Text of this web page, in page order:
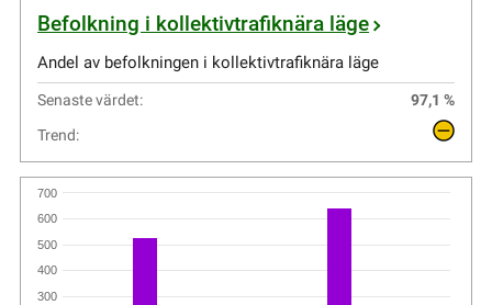
Befolkning i kollektivtrafiknära läge
Andel av befolkningen i kollektivtrafiknära läge
Senaste värdet:
97,1 %
Trend:
300
400
500
600
700